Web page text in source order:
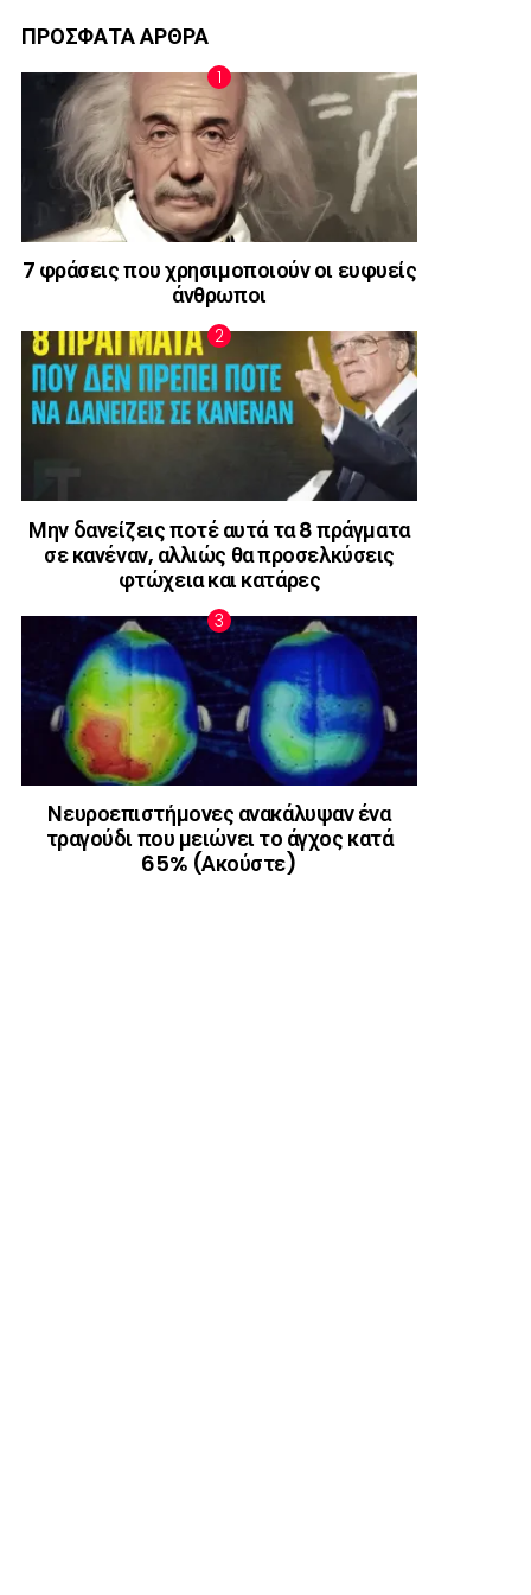
ΠΡΟΣΦΑΤΑ ΑΡΘΡΑ
7 φράσεις που χρησιμοποιούν οι ευφυείς
άνθρωποι
Μην δανείζεις ποτέ αυτά τα 8 πράγματα
σε κανέναν, αλλιώς θα προσελκύσεις
φτώχεια και κατάρες
Νευροεπιστήμονες ανακάλυψαν ένα
τραγούδι που μειώνει το άγχος κατά
65% (Ακούστε)